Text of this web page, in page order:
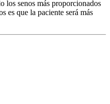
los senos más proporcionados
es que la paciente será más